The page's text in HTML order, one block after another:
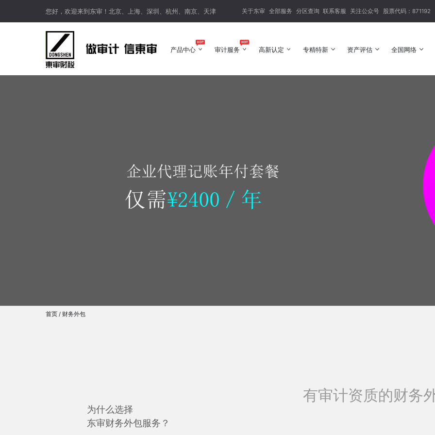
您好，欢迎来到东审！北京、上海、深圳、杭州、南京、天津 关于东审 全部服务 分区查询 联系客服 关注公众号 股票代码：871192
产品中心
产品中心
审计服务
审计服务
高新认定
高新认定
专精特新
专精特新
资产评估
资产评估
全国网络
全国网络
首页 / 财务外包
为什么选择
东审财务外包服务？
有审计资质的财务